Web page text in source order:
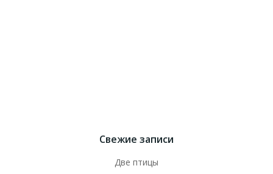
Свежие записи
Две птицы